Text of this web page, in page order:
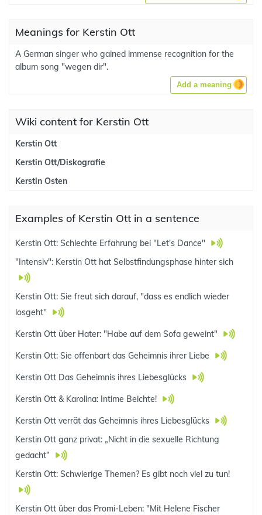
Meanings for Kerstin Ott
A German singer who gained immense recognition for the
album song "wegen dir".
Add a meaning
Wiki content for Kerstin Ott
Kerstin Ott
Kerstin Ott/Diskografie
Kerstin Osten
Examples of Kerstin Ott in a sentence
Kerstin Ott: Schlechte Erfahrung bei "Let's Dance"
"Intensiv": Kerstin Ott hat Selbstfindungsphase hinter sich
Kerstin Ott: Sie freut sich darauf, "dass es endlich wieder
losgeht"
Kerstin Ott über Hater: "Habe auf dem Sofa geweint"
Kerstin Ott: Sie offenbart das Geheimnis ihrer Liebe
Kerstin Ott Das Geheimnis ihres Liebesglücks
Kerstin Ott & Karolina: Intime Beichte!
Kerstin Ott verrät das Geheimnis ihres Liebesglücks
Kerstin Ott ganz privat: „Nicht in die sexuelle Richtung
gedacht“
Kerstin Ott: Schwierige Themen? Es gibt noch viel zu tun!
Kerstin Ott über das Promi-Leben: "Mit Helene Fischer